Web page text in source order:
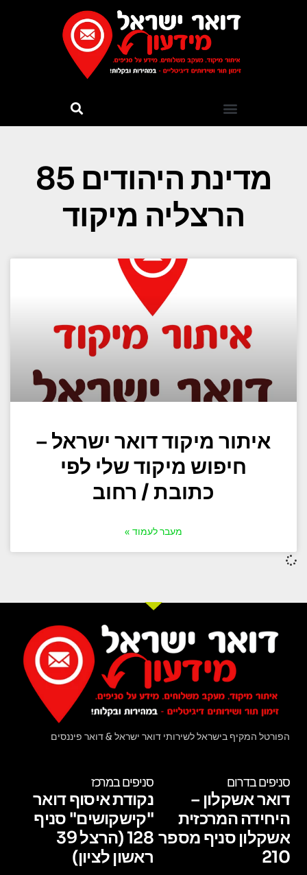
מדינת היהודים 85
הרצליה מיקוד
איתור מיקוד דואר ישראל –
חיפוש מיקוד שלי לפי
כתובת / רחוב
מעבר לעמוד »
הפורטל המקיף בישראל לשירותי דואר ישראל & דואר פיננסים
סניפים בדרום
דואר אשקלון –
היחידה המרכזית
אשקלון סניף מספר
210
סניפים במרכז
נקודת איסוף דואר
"קישקושים" סניף
128 (הרצל 39
ראשון לציון)